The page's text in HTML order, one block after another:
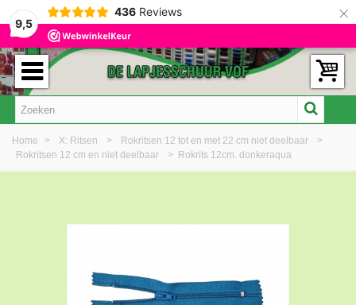
9,5
436 Reviews ×
Home > X: Ritsen > Rokritsen 12 tot en met 22 cm niet deelbaar
>
Rokritsen 12 cm en niet deelbaar
> Rokrits 12cm. donkeraqua